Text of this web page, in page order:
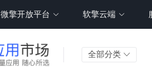
微擎开放平台 软擎云端
全部分类